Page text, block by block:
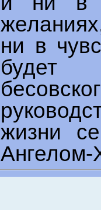
ни в
будет
жизни